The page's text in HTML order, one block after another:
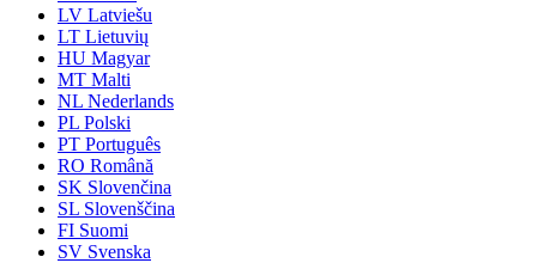
LV Latviešu
LT Lietuvių
HU Magyar
MT Malti
NL Nederlands
PL Polski
PT Português
RO Română
SK Slovenčina
SL Slovenščina
FI Suomi
SV Svenska